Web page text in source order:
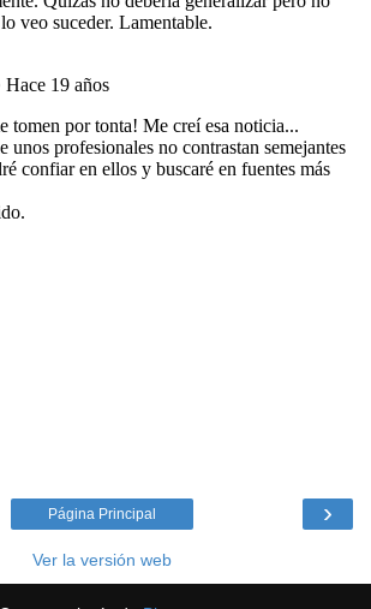
›
Página Principal
Ver la versión web